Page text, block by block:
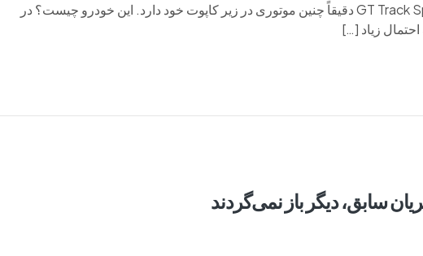
بیشتری با موتور V-8 عرضه خواهد کرد، و حالا GT Track Sport دقیقاً چنین موتوری در زیر کاپوت خود دارد. این خودرو چیست؟ در
زیاد […]